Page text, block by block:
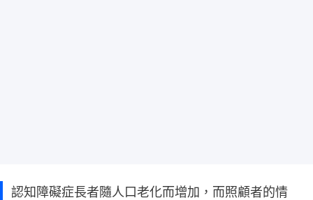
認知障礙症長者隨人口老化而增加，而照顧者的情